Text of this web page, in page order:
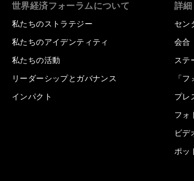
世界経済フォーラムについて
私たちのストラテジー
私たちのアイデンティティ
私たちの活動
リーダーシップとガバナンス
インパクト
詳細
セン
会合
ステ
「
プレ
フォ
ビデ
ポッ